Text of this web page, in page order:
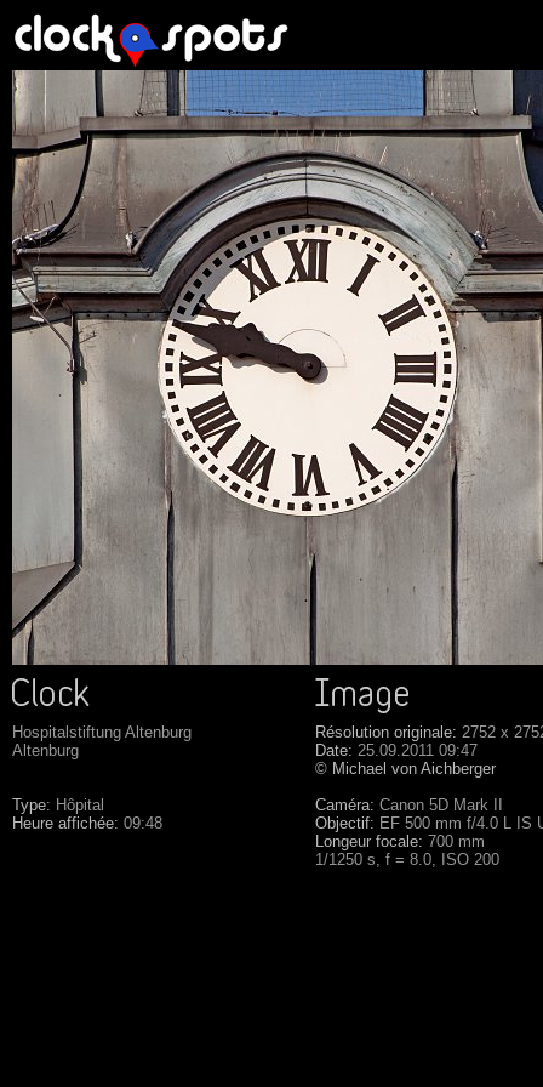
Hospitalstiftung Altenburg
Altenburg
Type: Hôpital
Heure affichée: 09:48
Résolution originale: 2752 x
Date: 25.09.2011 09:47
© Michael von Aichberger
Caméra: Canon 5D Mark II
Objectif: EF 500 mm f/4.0 L IS
Longeur focale: 700 mm
1/1250 s, f = 8.0, ISO 200